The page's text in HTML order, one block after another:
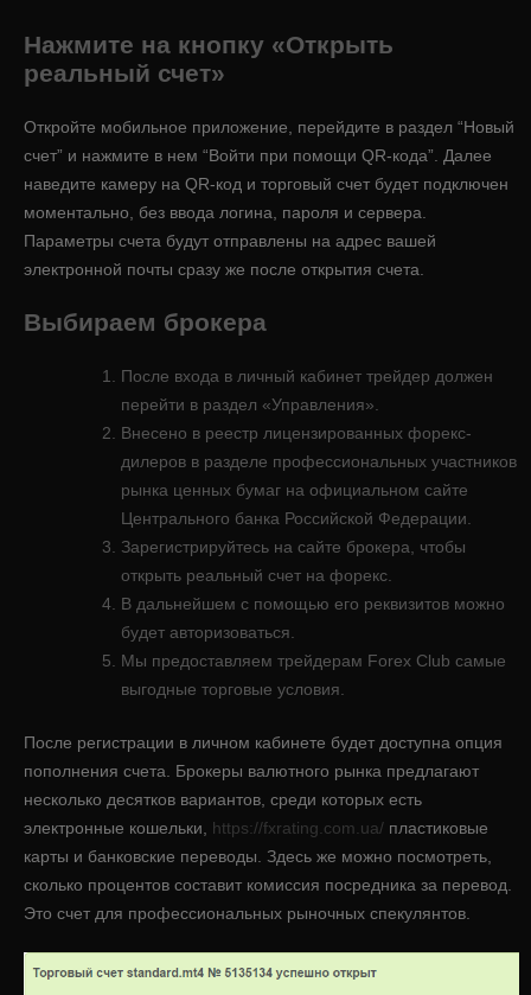
Нажмите на кнопку «Открыть
реальный счет»
Откройте мобильное приложение, перейдите в раздел “Новый
счет” и нажмите в нем “Войти при помощи QR-кода”. Далее
наведите камеру на QR-код и торговый счет будет подключен
моментально, без ввода логина, пароля и сервера.
Параметры счета будут отправлены на адрес вашей
электронной почты сразу же после открытия счета.
Выбираем брокера
После входа в личный кабинет трейдер должен
перейти в раздел «Управления».
Внесено в реестр лицензированных форекс-
дилеров в разделе профессиональных участников
рынка ценных бумаг на официальном сайте
Центрального банка Российской Федерации.
Зарегистрируйтесь на сайте брокера, чтобы
открыть реальный счет на форекс.
В дальнейшем с помощью его реквизитов можно
будет авторизоваться.
Мы предоставляем трейдерам Forex Club самые
выгодные торговые условия.
После регистрации в личном кабинете будет доступна опция
пополнения счета. Брокеры валютного рынка предлагают
несколько десятков вариантов, среди которых есть
электронные кошельки, https://fxrating.com.ua/ пластиковые
карты и банковские переводы. Здесь же можно посмотреть,
сколько процентов составит комиссия посредника за перевод.
Это счет для профессиональных рыночных спекулянтов.